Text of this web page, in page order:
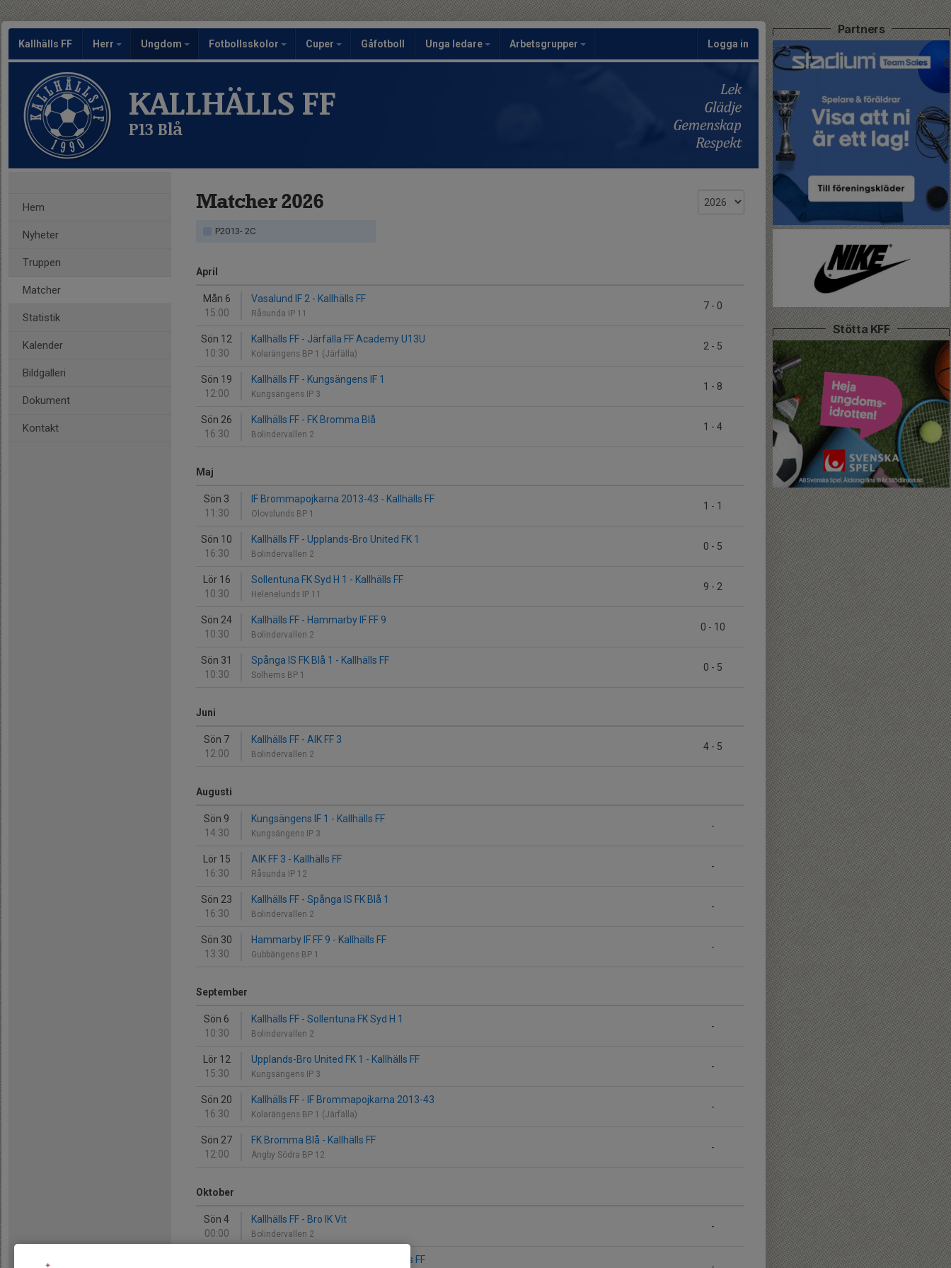
Kallhälls FF Herr Ungdom Fotbollsskolor Cuper Gåfotboll Unga ledare Arbetsgrupper Logga in
KALLHÄLLS FF
P13 Blå
Hem
Nyheter
Truppen
Matcher
Statistik
Kalender
Bildgalleri
Dokument
Kontakt
Matcher 2026
P2013- 2C
April
Mån 6
15:00
7 - 0
Vasalund IF 2 - Kallhälls FF
Råsunda IP 11
Sön 12
10:30
2 - 5
Kallhälls FF - Järfälla FF Academy U13U
Kolarängens BP 1 (Järfälla)
Sön 19
12:00
1 - 8
Kallhälls FF - Kungsängens IF 1
Kungsängens IP 3
Sön 26
16:30
1 - 4
Kallhälls FF - FK Bromma Blå
Bolindervallen 2
Maj
Sön 3
11:30
1 - 1
IF Brommapojkarna 2013-43 - Kallhälls FF
Olovslunds BP 1
Sön 10
16:30
0 - 5
Kallhälls FF - Upplands-Bro United FK 1
Bolindervallen 2
Lör 16
10:30
9 - 2
Sollentuna FK Syd H 1 - Kallhälls FF
Helenelunds IP 11
Sön 24
10:30
0 - 10
Kallhälls FF - Hammarby IF FF 9
Bolindervallen 2
Sön 31
10:30
0 - 5
Spånga IS FK Blå 1 - Kallhälls FF
Solhems BP 1
Juni
Sön 7
12:00
4 - 5
Kallhälls FF - AIK FF 3
Bolindervallen 2
Augusti
Sön 9
14:30
-
Kungsängens IF 1 - Kallhälls FF
Kungsängens IP 3
Lör 15
16:30
-
AIK FF 3 - Kallhälls FF
Råsunda IP 12
Sön 23
16:30
-
Kallhälls FF - Spånga IS FK Blå 1
Bolindervallen 2
Sön 30
13:30
-
Hammarby IF FF 9 - Kallhälls FF
Gubbängens BP 1
September
Sön 6
10:30
-
Kallhälls FF - Sollentuna FK Syd H 1
Bolindervallen 2
Lör 12
15:30
-
Upplands-Bro United FK 1 - Kallhälls FF
Kungsängens IP 3
Sön 20
16:30
-
Kallhälls FF - IF Brommapojkarna 2013-43
Kolarängens BP 1 (Järfälla)
Sön 27
12:00
-
FK Bromma Blå - Kallhälls FF
Ängby Södra BP 12
Oktober
Sön 4
00:00
-
Kallhälls FF - Bro IK Vit
Bolindervallen 2
Järfälla FF Academy U13U - Kallhälls FF
Partners
Stötta KFF